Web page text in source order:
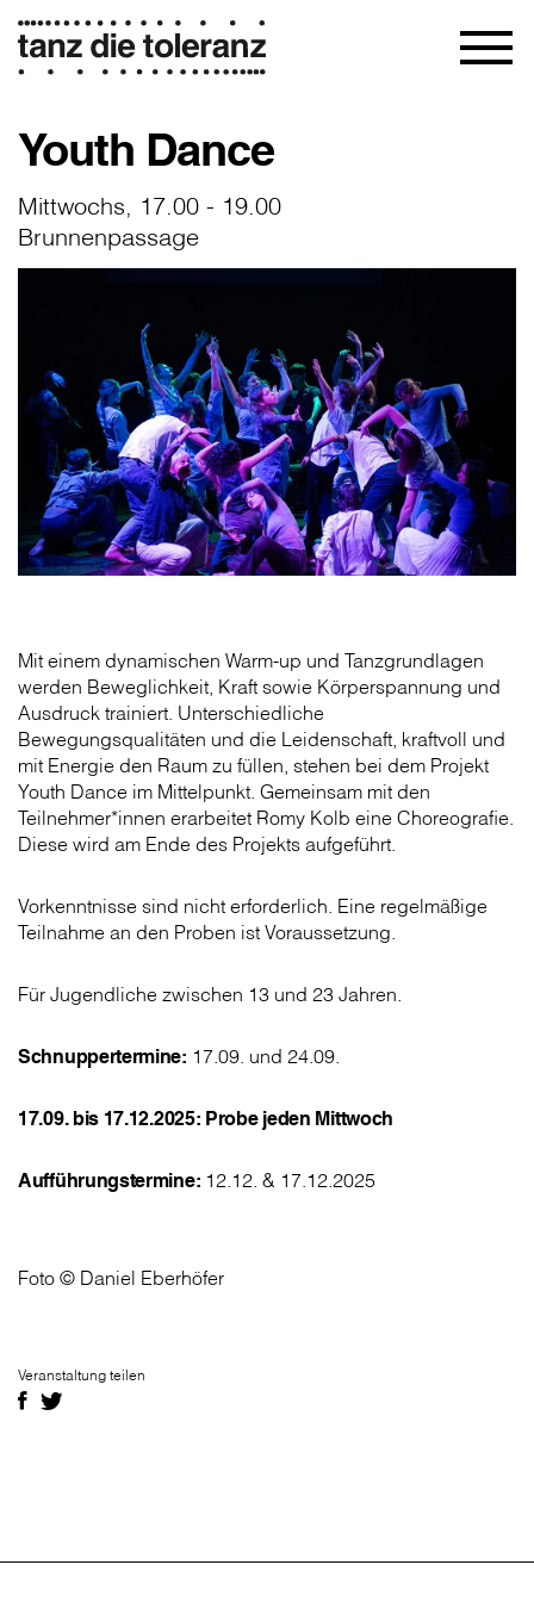
Youth Dance
Mittwochs, 17.00 - 19.00
Brunnenpassage
Mit einem dynamischen Warm-up und Tanzgrundlagen
werden Beweglichkeit, Kraft sowie Körperspannung und
Ausdruck trainiert. Unterschiedliche
Bewegungsqualitäten und die Leidenschaft, kraftvoll und
mit Energie den Raum zu füllen, stehen bei dem Projekt
Youth Dance im Mittelpunkt. Gemeinsam mit den
Teilnehmer*innen erarbeitet Romy Kolb eine Choreografie.
Diese wird am Ende des Projekts aufgeführt.
Vorkenntnisse sind nicht erforderlich. Eine regelmäßige
Teilnahme an den Proben ist Voraussetzung.
Für Jugendliche zwischen 13 und 23 Jahren.
Schnuppertermine: 17.09. und 24.09.
17.09. bis 17.12.2025: Probe jeden Mittwoch
Aufführungstermine: 12.12. & 17.12.2025
Foto © Daniel Eberhöfer
Veranstaltung teilen